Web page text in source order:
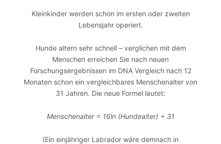
Kleinkinder werden schon im ersten oder zweiten
Lebensjahr operiert.
Hunde altern sehr schnell – verglichen mit dem
Menschen erreichen Sie nach neuen
Forschungsergebnissen im DNA Vergleich nach 12
Monaten schon ein vergleichbares Menschenalter von
31 Jahren. Die neue Formel lautet:
Menschenalter = 16ln (Hundealter) + 31
(Ein einjähriger Labrador wäre demnach in